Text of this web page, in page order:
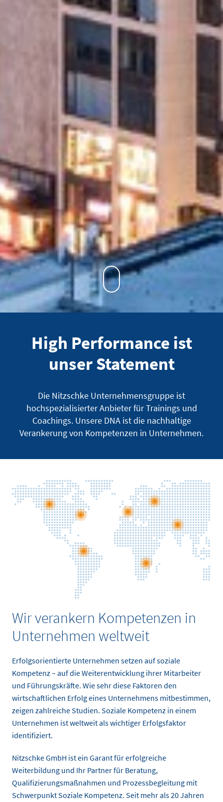
High Performance ist
unser Statement
Die Nitzschke Unternehmensgruppe ist
hochspezialisierter Anbieter für Trainings und
Coachings. Unsere DNA ist die nachhaltige
Verankerung von Kompetenzen in Unternehmen.
Wir verankern Kompetenzen in
Unternehmen weltweit
Erfolgsorientierte Unternehmen setzen auf soziale
Kompetenz – auf die Weiterentwicklung ihrer Mitarbeiter
und Führungskräfte. Wie sehr diese Faktoren den
wirtschaftlichen Erfolg eines Unternehmens mitbestimmen,
zeigen zahlreiche Studien. Soziale Kompetenz in einem
Unternehmen ist weltweit als wichtiger Erfolgsfaktor
identifiziert.
Nitzschke GmbH ist ein Garant für erfolgreiche
Weiterbildung und Ihr Partner für Beratung,
Qualifizierungsmaßnahmen und Prozessbegleitung mit
Schwerpunkt Soziale Kompetenz. Seit mehr als 20 Jahren